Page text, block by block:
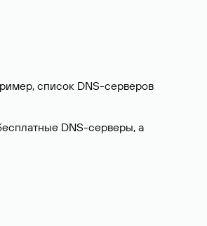
список DNS-серверов
DNS-серверы, а